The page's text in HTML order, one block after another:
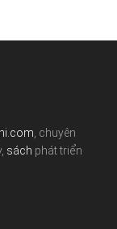
, chuyên
sách phát triển